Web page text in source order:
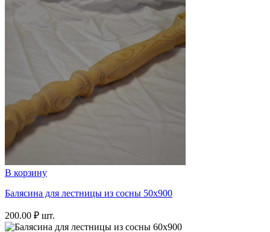
В корзину
Балясина для лестницы из сосны 50х900
200.00 ₽ шт.